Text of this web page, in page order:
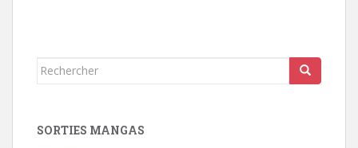
Rechercher...
SORTIES MANGAS